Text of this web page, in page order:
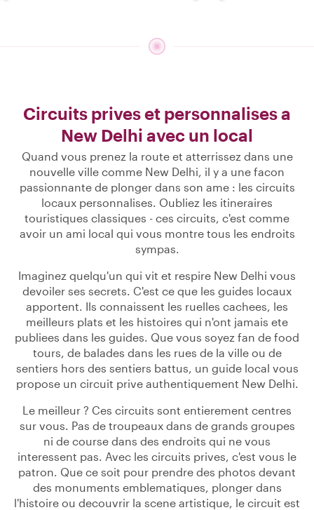
Circuits prives et personnalises a
New Delhi avec un local
Quand vous prenez la route et atterrissez dans une
nouvelle ville comme New Delhi, il y a une facon
passionnante de plonger dans son ame : les circuits
locaux personnalises. Oubliez les itineraires
touristiques classiques - ces circuits, c'est comme
avoir un ami local qui vous montre tous les endroits
sympas.
Imaginez quelqu'un qui vit et respire New Delhi vous
devoiler ses secrets. C'est ce que les guides locaux
apportent. Ils connaissent les ruelles cachees, les
meilleurs plats et les histoires qui n'ont jamais ete
publiees dans les guides. Que vous soyez fan de food
tours, de balades dans les rues de la ville ou de
sentiers hors des sentiers battus, un guide local vous
propose un circuit prive authentiquement New Delhi.
Le meilleur ? Ces circuits sont entierement centres
sur vous. Pas de troupeaux dans de grands groupes
ni de course dans des endroits qui ne vous
interessent pas. Avec les circuits prives, c'est vous le
patron. Que ce soit pour prendre des photos devant
des monuments emblematiques, plonger dans
l'histoire ou decouvrir la scene artistique, le circuit est